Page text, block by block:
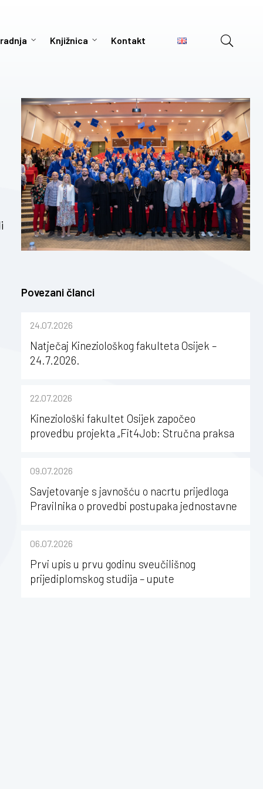
Knjižnica Kontakt
Povezani članci
24.07.2026
Natječaj Kineziološkog fakulteta Osijek –
24.7.2026.
22.07.2026
Kineziološki fakultet Osijek započeo
provedbu projekta „Fit4Job: Stručna praksa
09.07.2026
Savjetovanje s javnošću o nacrtu prijedloga
Pravilnika o provedbi postupaka jednostavne
Strossmayera u Osijeku
06.07.2026
Prvi upis u prvu godinu sveučilišnog
prijediplomskog studija – upute